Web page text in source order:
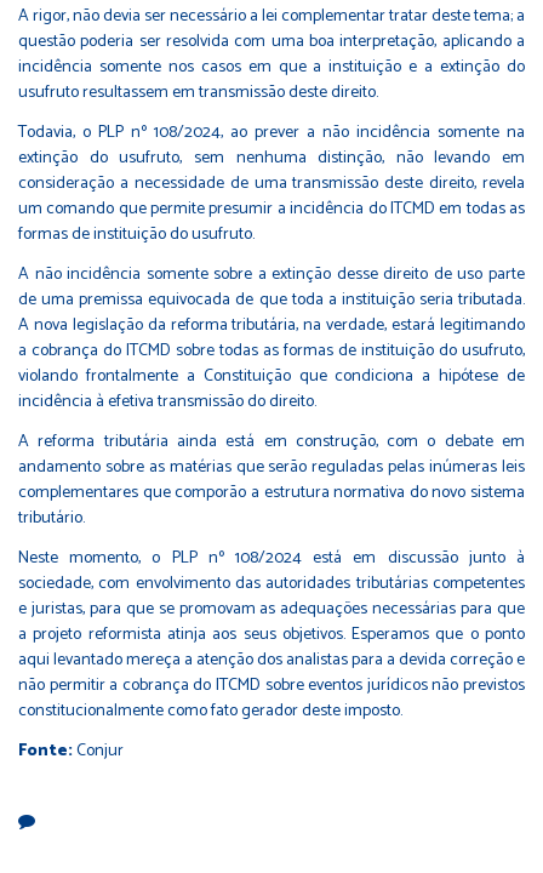
A rigor, não devia ser necessário a lei complementar tratar deste tema; a
questão poderia ser resolvida com uma boa interpretação, aplicando a
incidência somente nos casos em que a instituição e a extinção do
usufruto resultassem em transmissão deste direito.
Todavia, o PLP nº 108/2024, ao prever a não incidência somente na
extinção do usufruto, sem nenhuma distinção, não levando em
consideração a necessidade de uma transmissão deste direito, revela
um comando que permite presumir a incidência do ITCMD em todas as
formas de instituição do usufruto.
A não incidência somente sobre a extinção desse direito de uso parte
de uma premissa equivocada de que toda a instituição seria tributada.
A nova legislação da reforma tributária, na verdade, estará legitimando
a cobrança do ITCMD sobre todas as formas de instituição do usufruto,
violando frontalmente a Constituição que condiciona a hipótese de
incidência à efetiva transmissão do direito.
A reforma tributária ainda está em construção, com o debate em
andamento sobre as matérias que serão reguladas pelas inúmeras leis
complementares que comporão a estrutura normativa do novo sistema
tributário.
Neste momento, o PLP nº 108/2024 está em discussão junto à
sociedade, com envolvimento das autoridades tributárias competentes
e juristas, para que se promovam as adequações necessárias para que
a projeto reformista atinja aos seus objetivos. Esperamos que o ponto
aqui levantado mereça a atenção dos analistas para a devida correção e
não permitir a cobrança do ITCMD sobre eventos jurídicos não previstos
constitucionalmente como fato gerador deste imposto.
Fonte:Conjur